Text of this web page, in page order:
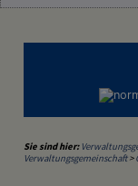
Sie sind hier:
Verwaltungsgemeinschaft>